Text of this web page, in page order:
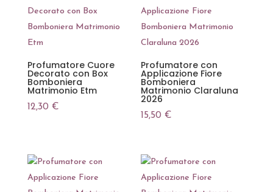
Profumatore Cuore
Decorato con Box
Bomboniera
Matrimonio Etm
12,30 €
Profumatore con
Applicazione Fiore
Bomboniera
Matrimonio Claraluna
2026
15,50€